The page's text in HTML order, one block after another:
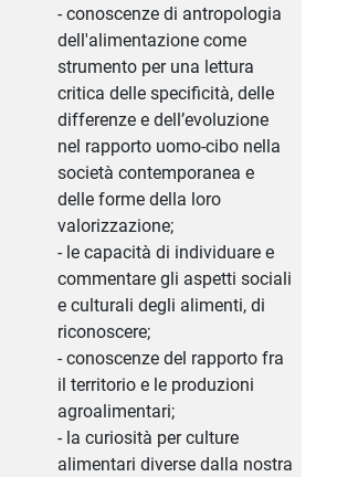
- conoscenze di antropologia
dell'alimentazione come
strumento per una lettura
critica delle specificità, delle
differenze e dell’evoluzione
nel rapporto uomo-cibo nella
società contemporanea e
delle forme della loro
valorizzazione;
- le capacità di individuare e
commentare gli aspetti sociali
e culturali degli alimenti, di
riconoscere;
- conoscenze del rapporto fra
il territorio e le produzioni
agroalimentari;
- la curiosità per culture
alimentari diverse dalla nostra